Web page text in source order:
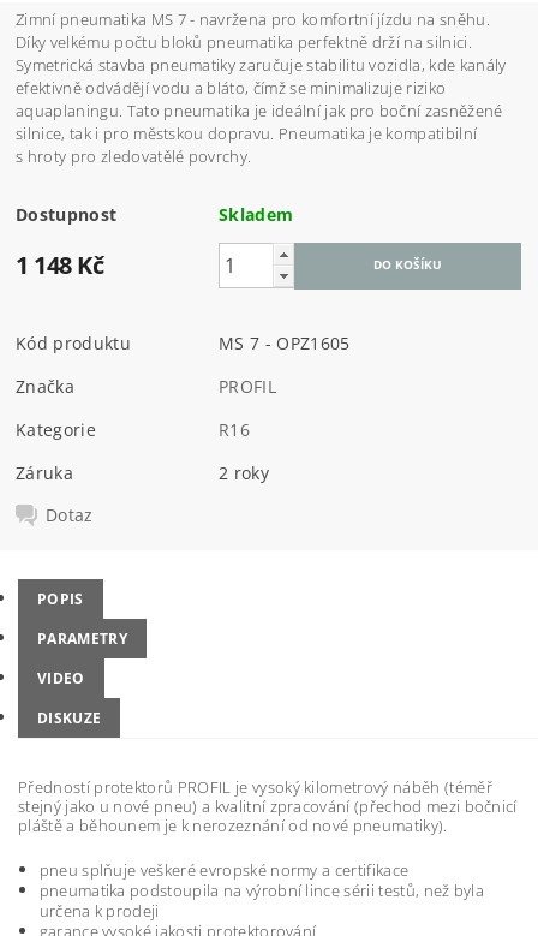
Zimní pneumatika MS 7 - navržena pro komfortní jízdu na sněhu.
Díky velkému počtu bloků pneumatika perfektně drží na silnici.
Symetrická stavba pneumatiky zaručuje stabilitu vozidla, kde kanály
efektivně odvádějí vodu a bláto, čímž se minimalizuje riziko
aquaplaningu. Tato pneumatika je ideální jak pro boční zasněžené
silnice, tak i pro městskou dopravu. Pneumatika je kompatibilní
s hroty pro zledovatělé povrchy.
Dostupnost Skladem
1 148 Kč
Kód produktu
MS 7 - OPZ1605
Značka
PROFIL
Kategorie
R16
Záruka
2 roky
Dotaz
POPIS
PARAMETRY
VIDEO
DISKUZE
Předností protektorů PROFIL je vysoký kilometrový náběh (téměř
stejný jako u nové pneu) a kvalitní zpracování (přechod mezi bočnicí
pláště a běhounem je k nerozeznání od nové pneumatiky).
pneu splňuje veškeré evropské normy a certifikace
pneumatika podstoupila na výrobní lince sérii testů, než byla
určena k prodeji
garance vysoké jakosti protektorování